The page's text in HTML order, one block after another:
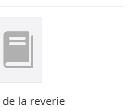
la reverie